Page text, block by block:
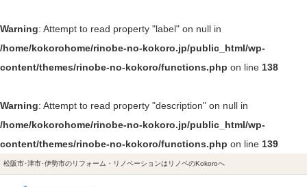
Warning: Attempt to read property "label" on null in
/home/kokorohome/rinobe-no-kokoro.jp/public_html/wp-
content/themes/rinobe-no-kokoro/functions.php on line 138
Warning: Attempt to read property "description" on null in
/home/kokorohome/rinobe-no-kokoro.jp/public_html/wp-
content/themes/rinobe-no-kokoro/functions.php on line 139
松阪市･津市･伊勢市のリフォーム・リノベーションはリノベのKokoroへ